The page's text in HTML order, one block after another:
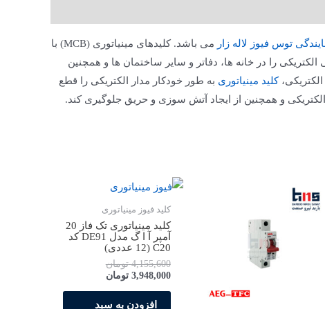
توس فیوز لاله زار
می باشد. کلیدهای مینیاتوری (MCB) با
را در خانه ها، دفاتر و سایر ساختمان ها و همچنین
کلید مینیاتوری به طور خودکار مدار الکتریکی را قطع
و همچنین از ایجاد آتش سوزی و حریق جلوگیری کند.
کلید فیوز مینیاتوری
کلید مینیاتوری تک فاز 20
آمپر آ ا گ مدل DE91 کد
C20 (12 عددی)
4,155,600 تومان
3,948,000 تومان
افزودن به سبد